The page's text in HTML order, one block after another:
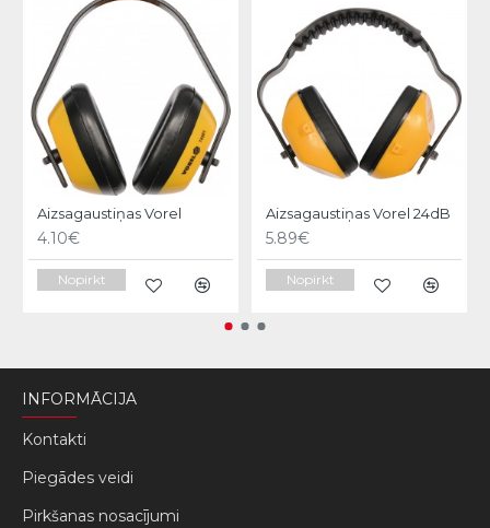
Aizsagaustiņas Vorel
4.10€
Nopirkt
Aizsagaustiņas Vorel 24dB
5.89€
Nopirkt
INFORMĀCIJA
Kontakti
Piegādes veidi
Pirkšanas nosacījumi